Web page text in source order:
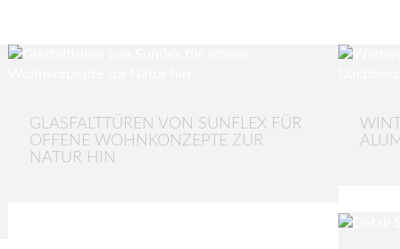
GLASFALTTÜREN VON SUNFLEX FÜR
OFFENE WOHNKONZEPTE ZUR
NATUR HIN